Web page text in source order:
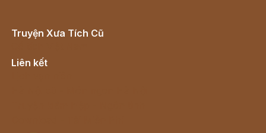
Truyện Xưa Tích Cũ
Liên kết